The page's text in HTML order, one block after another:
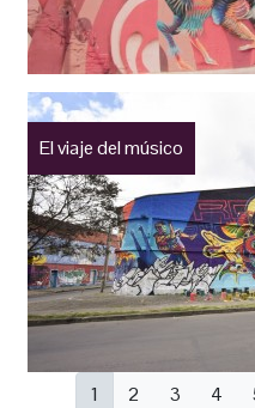
El viaje del músico
Paginación
Página
1 Página
2 Página
3 4